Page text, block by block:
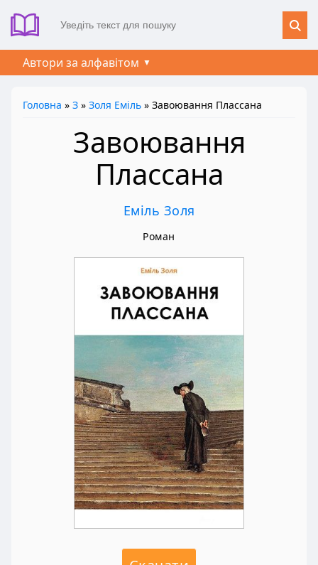
Автори за алфавітом
Головна » З » Золя Еміль » Завоювання Плассана
Завоювання
Плассана
Еміль Золя
Роман